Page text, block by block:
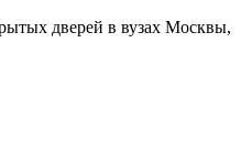
дверей в вузах Москвы,